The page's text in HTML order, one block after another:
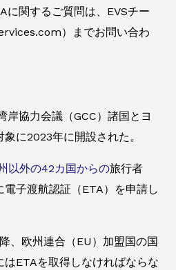
に関するご質問は、EVSチー
）までお問い合わ
岸協力会議（GCC）諸国とヨ
に2023年に開設された。
以外の42カ国からの旅行者
子渡航認証（ETA）を申請し
、欧州連合（EU）加盟国の国
はETAを取得しなければならな